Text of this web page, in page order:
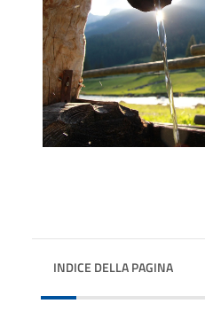
INDICE DELLA PAGINA